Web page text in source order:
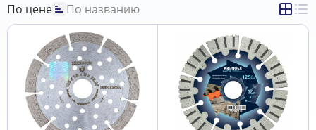
По цене По названию